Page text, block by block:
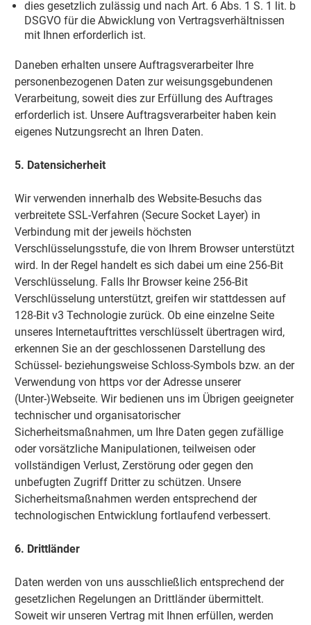
dies gesetzlich zulässig und nach Art. 6 Abs. 1 S. 1 lit. b
DSGVO für die Abwicklung von Vertragsverhältnissen
mit Ihnen erforderlich ist.
Daneben erhalten unsere Auftragsverarbeiter Ihre
personenbezogenen Daten zur weisungsgebundenen
Verarbeitung, soweit dies zur Erfüllung des Auftrages
erforderlich ist. Unsere Auftragsverarbeiter haben kein
eigenes Nutzungsrecht an Ihren Daten.
5. Datensicherheit
Wir verwenden innerhalb des Website-Besuchs das
verbreitete SSL-Verfahren (Secure Socket Layer) in
Verbindung mit der jeweils höchsten
Verschlüsselungsstufe, die von Ihrem Browser unterstützt
wird. In der Regel handelt es sich dabei um eine 256-Bit
Verschlüsselung. Falls Ihr Browser keine 256-Bit
Verschlüsselung unterstützt, greifen wir stattdessen auf
128-Bit v3 Technologie zurück. Ob eine einzelne Seite
unseres Internetauftrittes verschlüsselt übertragen wird,
erkennen Sie an der geschlossenen Darstellung des
Schüssel- beziehungsweise Schloss-Symbols bzw. an der
Verwendung von https vor der Adresse unserer
(Unter-)Webseite. Wir bedienen uns im Übrigen geeigneter
technischer und organisatorischer
Sicherheitsmaßnahmen, um Ihre Daten gegen zufällige
oder vorsätzliche Manipulationen, teilweisen oder
vollständigen Verlust, Zerstörung oder gegen den
unbefugten Zugriff Dritter zu schützen. Unsere
Sicherheitsmaßnahmen werden entsprechend der
technologischen Entwicklung fortlaufend verbessert.
6. Drittländer
Daten werden von uns ausschließlich entsprechend der
gesetzlichen Regelungen an Drittländer übermittelt.
Soweit wir unseren Vertrag mit Ihnen erfüllen, werden